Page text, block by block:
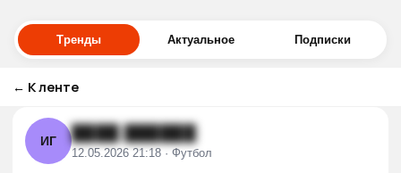
Тренды Актуальное Подписки
← К ленте
ИГ ████ ██████
12.05.2026 21:18 · Футбол